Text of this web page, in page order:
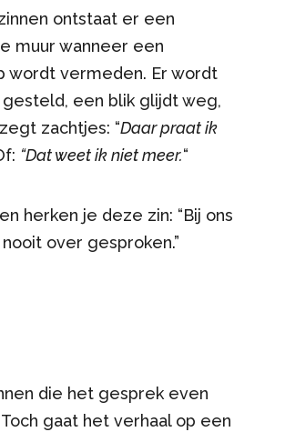
ontstaat er een
muur wanneer een
wordt vermeden. Er wordt
een blik glijdt weg,
zachtjes: “Daar praat ik
“Dat weet ik niet meer.“
herken je deze zin: “Bij ons
over gesproken.”
die het gesprek even
gaat het verhaal op een